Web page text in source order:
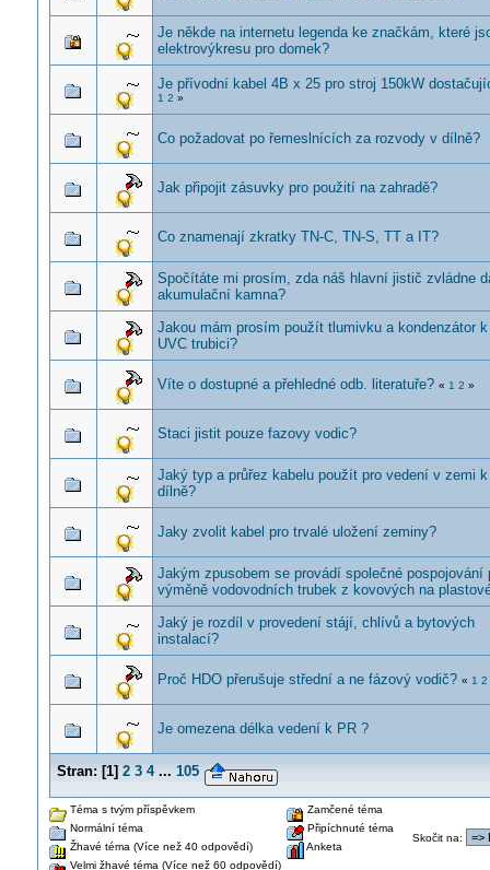
Je někde na internetu legenda ke značkám, které
elektrovýkresu pro domek?
Je přívodní kabel 4B x 25 pro stroj 150kW
1 2 »
Co požadovat po řemeslnících za rozvody v dílně?
Jak připojit zásuvky pro použití na zahradě?
Co znamenají zkratky TN-C, TN-S, TT a IT?
Spočítáte mi prosím, zda náš hlavní jistič zvládne
akumulační kamna?
Jakou mám prosím použít tlumivku a kondenzátor k
UVC trubici?
Víte o dostupné a přehledné odb. literatuře? « 1 2 »
Staci jistit pouze fazovy vodic?
Jaký typ a průřez kabelu použít pro vedení v zemi k
dílně?
Jaky zvolit kabel pro trvalé uložení zeminy?
Jakým zpusobem se provádí společné pospojování
výměně vodovodních trubek z kovových na
Jaký je rozdíl v provedení stájí, chlívů a bytových
instalací?
Proč HDO přerušuje střední a ne fázový vodič? « 1 2
Je omezena délka vedení k PR ?
Stran: [1] 2 3 4 ... 105
Téma s tvým příspěvkem
Normální téma
Žhavé téma (Více než 40 odpovědí)
Velmi žhavé téma (Více než 60 odpovědí)
Zamčené téma
Připíchnuté téma
Anketa
Skočit na: